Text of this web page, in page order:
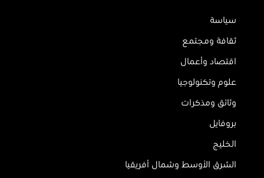
سياسة
ثقافة ومجتمع
اقتصاد وأعمال
علوم وتكنولوجيا
وثائق ومذكرات
بروفايل
الخليج
الشرق الأوسط وشمال أفريقيا